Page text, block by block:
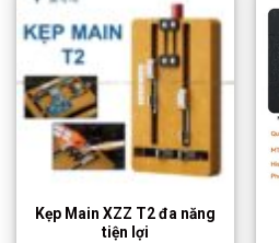
Kẹp Main XZZ T2 đa năng
tiện lợi